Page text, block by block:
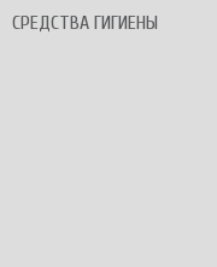
СРЕДСТВА ГИГИЕНЫ